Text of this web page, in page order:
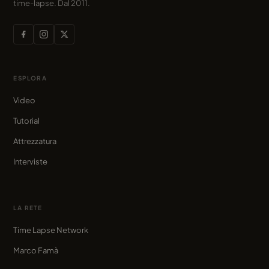
time-lapse. Dal 2011.
ESPLORA
Video
Tutorial
Attrezzatura
Interviste
LA RETE
Time Lapse Network
Marco Famà